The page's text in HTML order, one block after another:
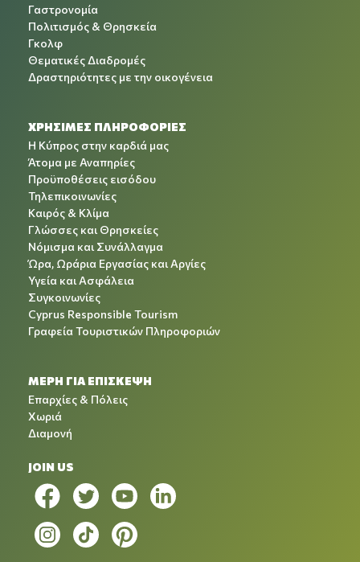
Γαστρονομία
Πολιτισμός & Θρησκεία
Γκολφ
Θεματικές Διαδρομές
Δραστηριότητες με την οικογένεια
ΧΡΉΣΙΜΕΣ ΠΛΗΡΟΦΟΡΊΕΣ
Η Κύπρος στην καρδιά μας
Άτομα με Αναπηρίες
Προϋποθέσεις εισόδου
Τηλεπικοινωνίες
Καιρός & Κλίμα
Γλώσσες και Θρησκείες
Νόμισμα και Συνάλλαγμα
Ώρα, Ωράρια Εργασίας και Αργίες
Υγεία και Ασφάλεια
Συγκοινωνίες
Cyprus Responsible Tourism
Γραφεία Τουριστικών Πληροφοριών
ΜΕΡΗ ΓΙΑ ΕΠΙΣΚΕΨΗ
Επαρχίες & Πόλεις
Χωριά
Διαμονή
JOIN US